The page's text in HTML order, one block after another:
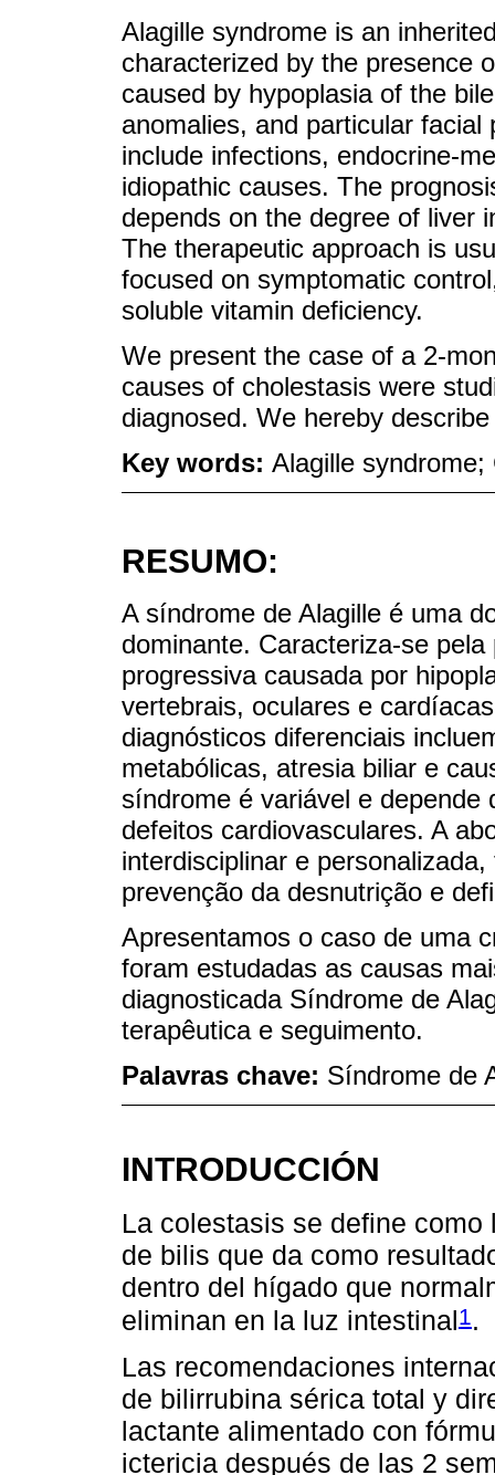
Alagille syndrome is an
characterized by the presence
caused by hypoplasia of the
anomalies, and particular
include infections, endocrine-
idiopathic causes. The
depends on the degree of liver
The therapeutic approach is
focused on symptomatic
soluble vitamin deficiency.
We present the case of a 2-
causes of cholestasis were
diagnosed. We hereby
Key words: Alagille
RESUMO:
A síndrome de Alagille é uma
dominante. Caracteriza-se
progressiva causada por
vertebrais, oculares e
diagnósticos diferenciais
metabólicas, atresia biliar e
síndrome é variável e depende
defeitos cardiovasculares. A
interdisciplinar e
prevenção da desnutrição e
Apresentamos o caso de uma
foram estudadas as causas
diagnosticada Síndrome de
terapêutica e seguimento.
Palavras chave: Síndrome de
INTRODUCCIÓN
La colestasis se define
de bilis que da como
dentro del hígado que
eliminan en la luz intestinal1.
Las recomendaciones
de bilirrubina sérica total y
lactante alimentado con
ictericia después de las 2